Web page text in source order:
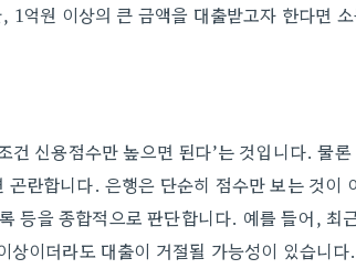
억원 이상의 큰 금액을 대출받고자 한다면
건 신용점수만 높으면 된다’는 것입니다. 물
란합니다. 은행은 단순히 점수만 보는 것이
등을 종합적으로 판단합니다. 예를 들어, 최
이더라도 대출이 거절될 가능성이 있습니